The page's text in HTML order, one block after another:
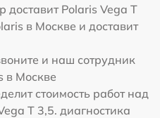
доставит Polaris Vega T
в Москве и доставит
и наш сотрудник
в Москве
стоимость работ над
T 3,5. диагностика